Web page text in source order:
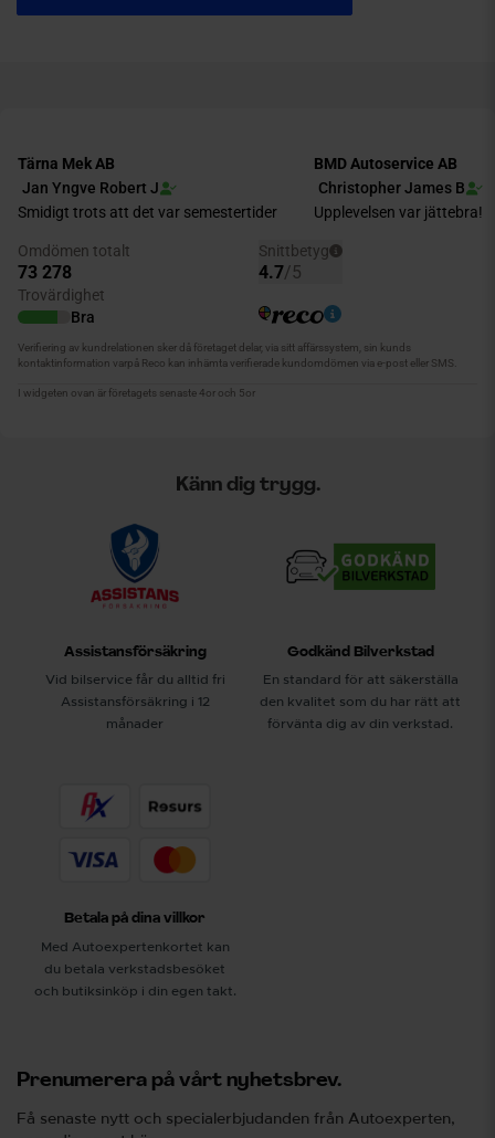
Känn dig trygg.
Assistansförsäkring
Vid bilservice får du alltid fri
Assistansförsäkring i 12
månader
Godkänd Bilverkstad
En standard för att säkerställa
den kvalitet som du har rätt att
förvänta dig av din verkstad.
Betala på dina villkor
Med Autoexpertenkortet kan
du betala verkstadsbesöket
och butiksinköp i din egen takt.
Prenumerera på vårt nyhetsbrev.
Få senaste nytt och specialerbjudanden från Autoexperten,